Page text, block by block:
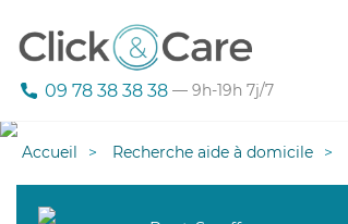
09 78 38 38 38 — 9h-19h 7j/7
Accueil Recherche aide à domicile